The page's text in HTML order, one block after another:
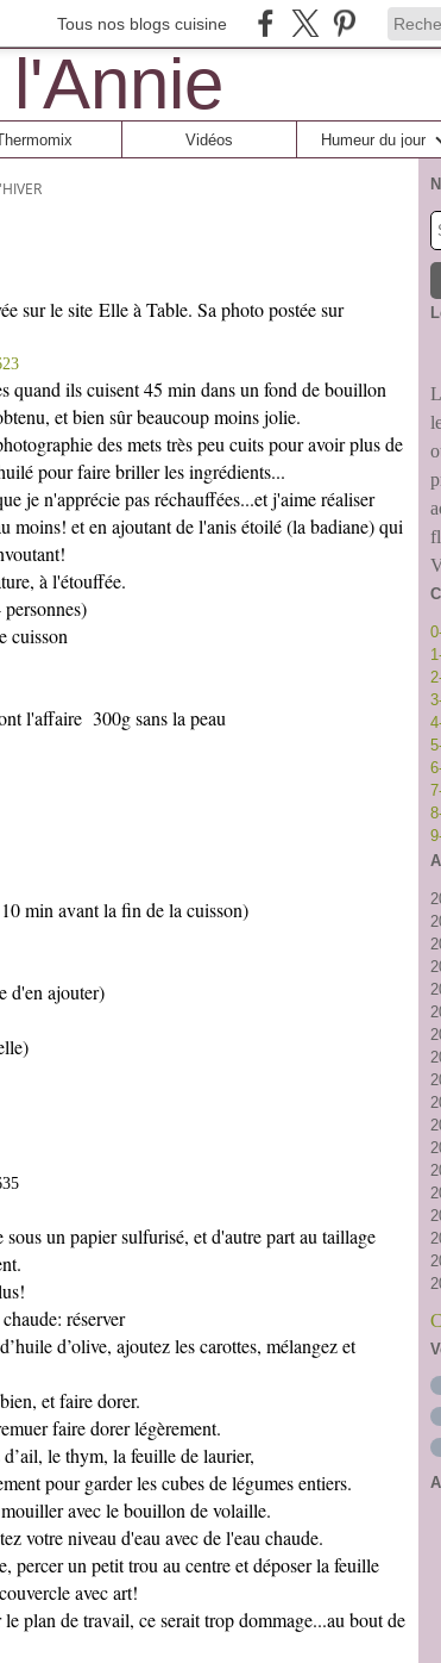
Tous nos blogs cuisine
Vidéos Humeur du jour
sur le site Elle à Table. Sa photo postée sur
quand ils cuisent 45 min dans un fond de bouillon
et bien sûr beaucoup moins jolie.
des mets très peu cuits pour avoir plus de
pour faire briller les ingrédients...
je n'apprécie pas réchauffées...et j'aime réaliser
moins! et en ajoutant de l'anis étoilé (la badiane) qui
à l'étouffée.
cuisson
l'affaire 300g sans la peau
min avant la fin de la cuisson)
d'en ajouter)
un papier sulfurisé, et d'autre part au taillage
réserver
d’olive, ajoutez les carottes, mélangez et
et faire dorer.
faire dorer légèrement.
le thym, la feuille de laurier,
pour garder les cubes de légumes entiers.
avec le bouillon de volaille.
votre niveau d'eau avec de l'eau chaude.
percer un petit trou au centre et déposer la feuille
avec art!
plan de travail, ce serait trop dommage...au bout de